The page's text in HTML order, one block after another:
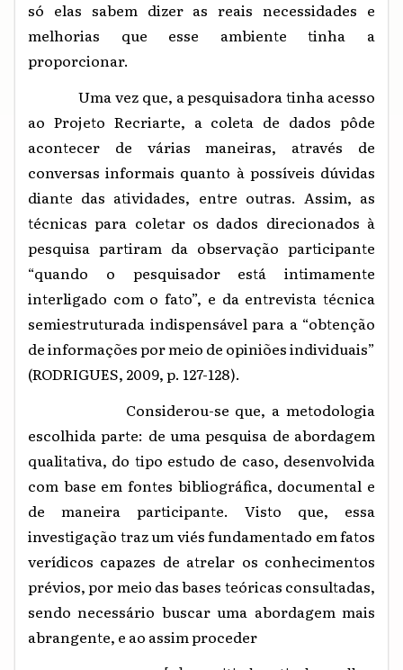
só elas sabem dizer as reais necessidades e
melhorias que esse ambiente tinha a
proporcionar.
Uma vez que, a pesquisadora tinha acesso
ao Projeto Recriarte, a coleta de dados pôde
acontecer de várias maneiras, através de
conversas informais quanto à possíveis dúvidas
diante das atividades, entre outras. Assim, as
técnicas para coletar os dados direcionados à
pesquisa partiram da observação participante
“quando o pesquisador está intimamente
interligado com o fato”, e da entrevista técnica
semiestruturada indispensável para a “obtenção
de informações por meio de opiniões individuais”
(RODRIGUES, 2009, p. 127-128).
Considerou-se que, a metodologia
escolhida parte: de umapesquisa de abordagem
qualitativa, do tipo estudo de caso, desenvolvida
com base em fontes bibliográfica, documental e
de maneira participante. Visto que, essa
investigação traz um viés fundamentado em fatos
verídicos capazes de atrelar os conhecimentos
prévios, por meio das bases teóricas consultadas,
sendo necessário buscar uma abordagem mais
abrangente, e ao assim proceder